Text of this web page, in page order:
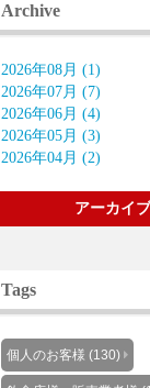
Archive
2026年08月 (1)
2026年07月 (7)
2026年06月 (4)
2026年05月 (3)
2026年04月 (2)
アーカイ
Tags
個人のお客様 (130)